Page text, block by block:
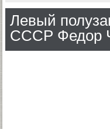
Левый
СССР Федор